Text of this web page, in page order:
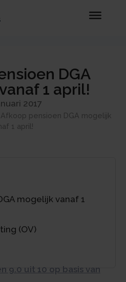
DGA
1 april!
2017
Afkoop pensioen DGA mogelijk
1 april!
mogelijk vanaf 1
(OV)
9.0 uit 10 op basis van